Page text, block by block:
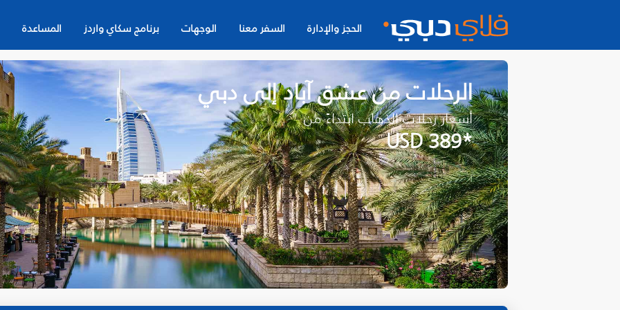
الحجز والإدارة السفر معنا الوجهات برنامج سكاي واردز المساعدة
الرحلات من عشق آباد إلى دبي
أسعار رحلات الذهاب ابتداءً من
*USD 389